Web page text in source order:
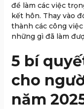
để làm các việc
kết hôn. Thay vào
thành các công
những gì đã làm
5 bí
cho
năm